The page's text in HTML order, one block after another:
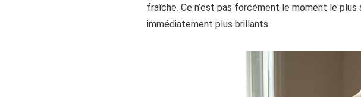
fraîche. Ce n’est pas forcément le moment le
immédiatement plus brillants.